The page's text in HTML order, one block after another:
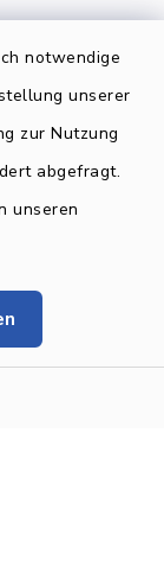
notwendige
unserer
zur Nutzung
abgefragt.
unseren